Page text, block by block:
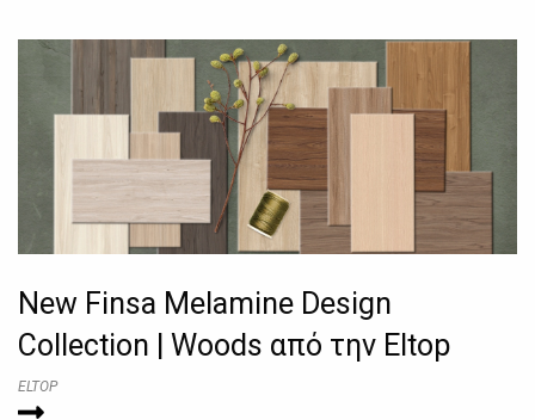
New Finsa Melamine Design
Collection | Woods από την Eltop
ELTOP